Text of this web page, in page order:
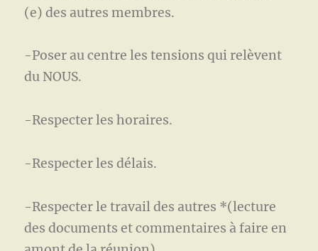
(e) des autres membres.
-Poser au centre les tensions qui relèvent
du NOUS.
-Respecter les horaires.
-Respecter les délais.
-Respecter le travail des autres *(lecture
des documents et commentaires à faire en